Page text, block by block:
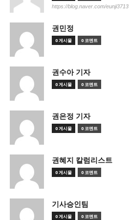
https://blog.naver.com/eunji3713
권민정
0 게시물 0 코멘트
권수아 기자
0 게시물 0 코멘트
권은정 기자
0 게시물 0 코멘트
권혜지 칼럼리스트
0 게시물 0 코멘트
기사승인팀
0 게시물 0 코멘트